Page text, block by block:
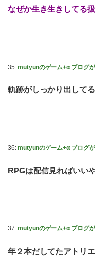
なぜか生き生きしてる
35: mutyunのゲーム+α ブログが
軌跡がしっかり出して
36: mutyunのゲーム+α ブログが
RPGは配信見ればいい
37: mutyunのゲーム+α ブログが
年２本だしてたアトリ